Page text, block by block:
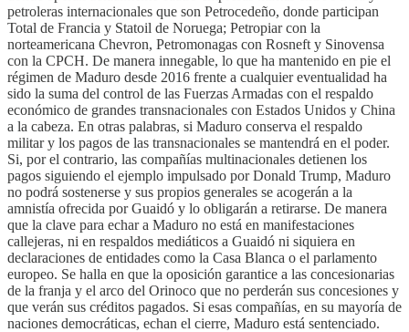
petroleras internacionales que son Petrocedeño, donde participan
Total de Francia y Statoil de Noruega; Petropiar con la
norteamericana Chevron, Petromonagas con Rosneft y Sinovensa
con la CPCH. De manera innegable, lo que ha mantenido en pie el
régimen de Maduro desde 2016 frente a cualquier eventualidad ha
sido la suma del control de las Fuerzas Armadas con el respaldo
económico de grandes transnacionales con Estados Unidos y China
a la cabeza. En otras palabras, si Maduro conserva el respaldo
militar y los pagos de las transnacionales se mantendrá en el poder.
Si, por el contrario, las compañías multinacionales detienen los
pagos siguiendo el ejemplo impulsado por Donald Trump, Maduro
no podrá sostenerse y sus propios generales se acogerán a la
amnistía ofrecida por Guaidó y lo obligarán a retirarse. De manera
que la clave para echar a Maduro no está en manifestaciones
callejeras, ni en respaldos mediáticos a Guaidó ni siquiera en
declaraciones de entidades como la Casa Blanca o el parlamento
europeo. Se halla en que la oposición garantice a las concesionarias
de la franja y el arco del Orinoco que no perderán sus concesiones y
que verán sus créditos pagados. Si esas compañías, en su mayoría de
naciones democráticas, echan el cierre, Maduro está sentenciado.